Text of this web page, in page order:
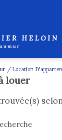
Location
louer